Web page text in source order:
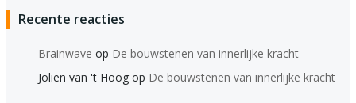
Recente reacties
Brainwave op De bouwstenen van innerlijke kracht
Jolien van 't Hoog op De bouwstenen van innerlijke kracht